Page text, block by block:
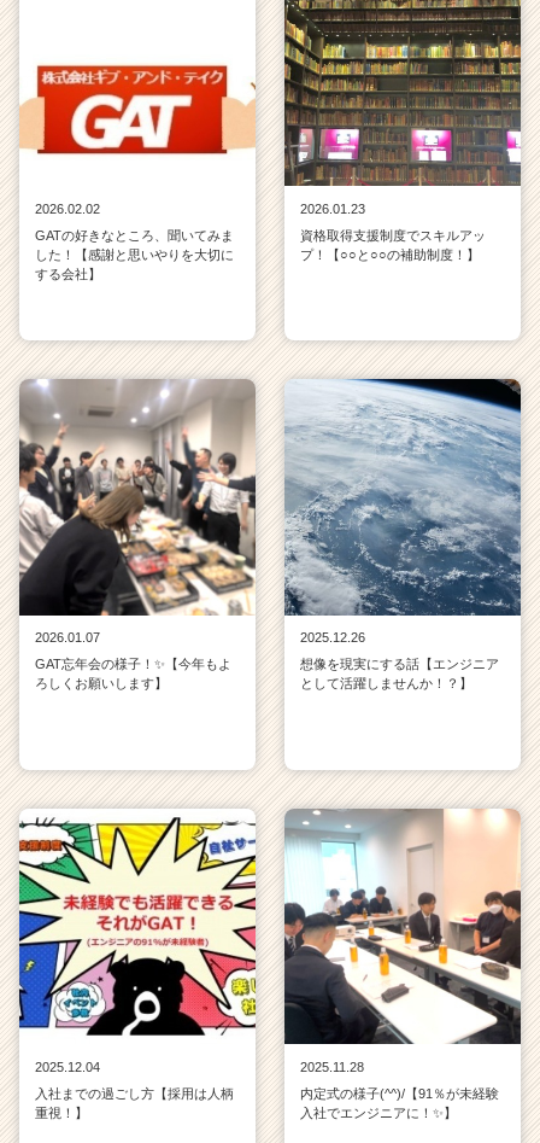
2026.02.02
GATの好きなところ、聞いてみま
した！【感謝と思いやりを大切に
する会社】
2026.01.23
資格取得支援制度でスキルアッ
プ！【○○と○○の補助制度！】
2026.01.07
GAT忘年会の様子！✨【今年もよ
ろしくお願いします】
2025.12.26
想像を現実にする話【エンジニア
として活躍しませんか！？】
2025.12.04
入社までの過ごし方【採用は人柄
重視！】
2025.11.28
内定式の様子(^^)/【91％が未経験
入社でエンジニアに！✨】